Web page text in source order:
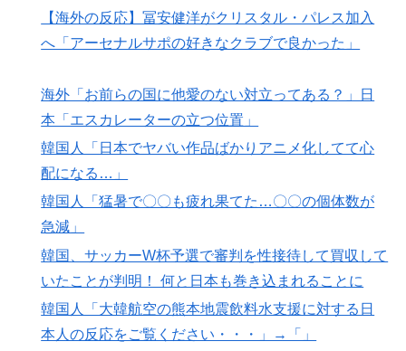
音がこれ！【海外の反応】
▶ 韓国政府、謝罪をすれば賠償を放棄する案を日本側に提
▶ 【高校野球】ついに田中マー君が高野連の「七回制」導
入に異議申す！ドーム球場でやれ
▶ 韓国人「熊本地震発生時の病院手術中に突然の大揺れが
凄まじい状況だ」
▶ 海外「コーヒー1杯が6ドルって何なんだ、レシートを二
度見した」値上げで買うのをやめたもの…
▶ 海外「先進国で日本だけパスポート所有率が低すぎる、
何故なのか」
▶ 【海外の反応】冨安健洋がクリスタル・パレス加入へ
「アーセナルサポの好きなクラブで良かった」
【海外の反応】冨安健洋がクリスタル・パレス加入
へ「アーセナルサポの好きなクラブで良かった」
海外「お前らの国に他愛のない対立ってある？」日
本「エスカレーターの立つ位置」
韓国人「日本でヤバい作品ばかりアニメ化してて心
配になる…」
韓国人「猛暑で〇〇も疲れ果てた…〇〇の個体数が
急減」
韓国、サッカーW杯予選で審判を性接待して買収して
いたことが判明！ 何と日本も巻き込まれることに
韓国人「大韓航空の熊本地震飲料水支援に対する日
本人の反応をご覧ください・・・」→「」